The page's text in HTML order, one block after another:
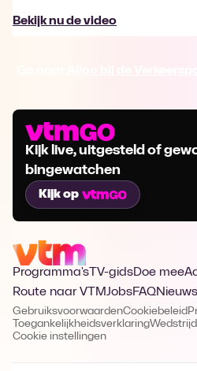
Bekijk nu de video
Kijk live, uitgesteld of
bingewatchen
Kijk op
Programma's TV-gidsDoe mee
Route naar VTMJobsFAQ
GebruiksvoorwaardenCookiebeleid
Toegankelijkheidsverklaring
Cookie instellingen